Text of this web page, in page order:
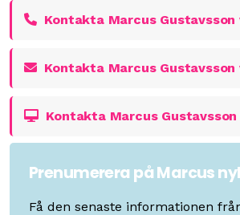
Kontakta Marcus Gustavsson
Kontakta Marcus Gustavsson
Kontakta Marcus
Prenumerera på Marcus
Få den senaste informationen